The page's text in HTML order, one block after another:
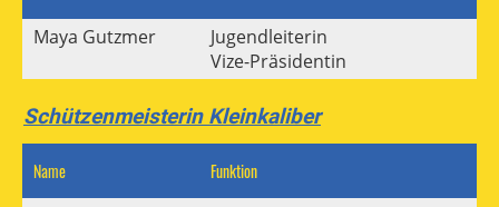
Maya Gutzmer
Jugendleiterin
Vize-Präsidentin
Schützenmeisterin Kleinkaliber
Name Funktion